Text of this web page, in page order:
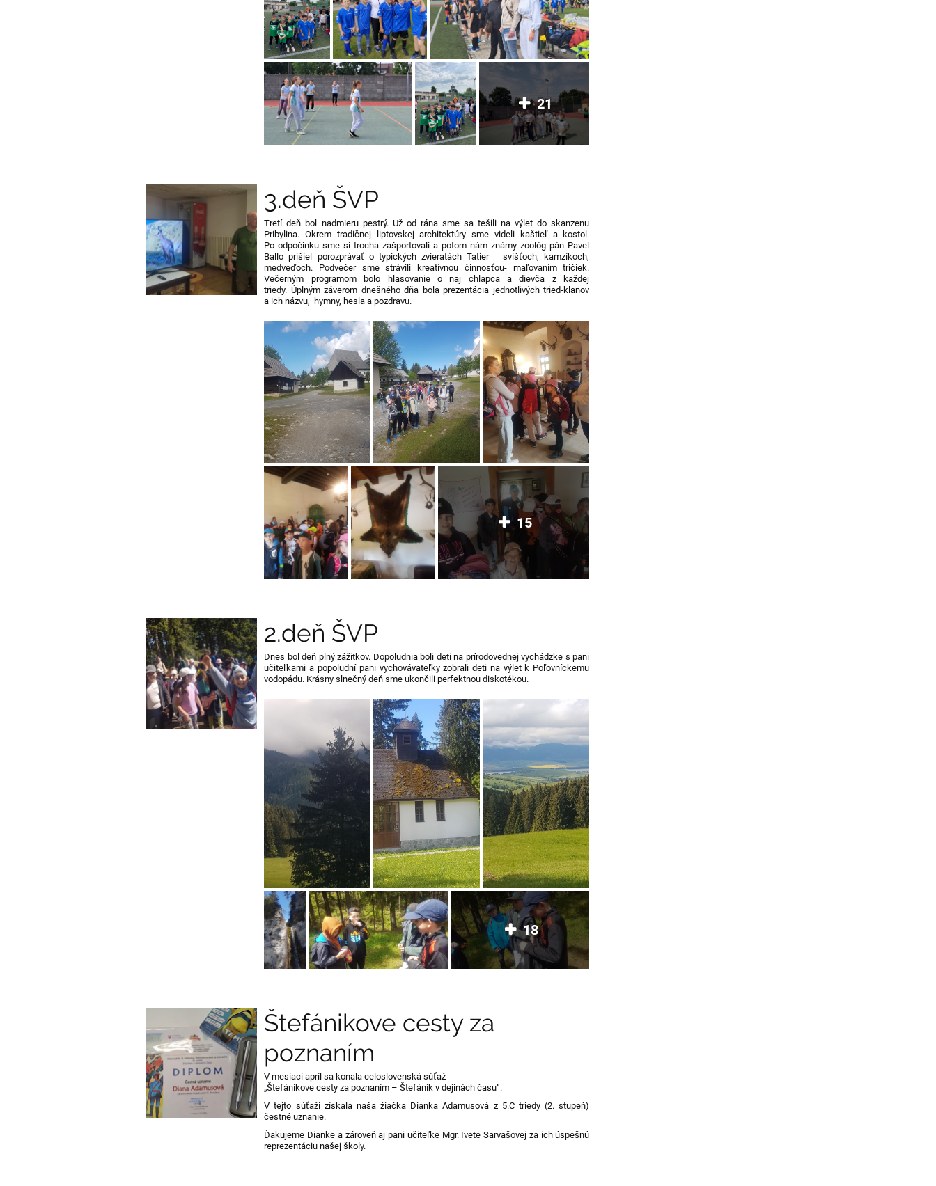
21
3.deň ŠVP
Tretí deň bol nadmieru pestrý. Už od rána sme sa tešili na výlet do skanzenu
Pribylina. Okrem tradičnej liptovskej architektúry sme videli kaštieľ a kostol.
Po odpočinku sme si trocha zašportovali a potom nám známy zoológ pán Pavel
Ballo prišiel porozprávať o typických zvieratách Tatier _ svišťoch, kamzíkoch,
medveďoch. Podvečer sme strávili kreatívnou činnosťou- maľovaním tričiek.
Večerným programom bolo hlasovanie o naj chlapca a dievča z každej
triedy. Úplným záverom dnešného dňa bola prezentácia jednotlivých tried-klanov
a ich názvu, hymny, hesla a pozdravu.
15
2.deň ŠVP
Dnes bol deň plný zážitkov. Dopoludnia boli deti na prírodovednej vychádzke s pani
učiteľkami a popoludní pani vychovávateľky zobrali deti na výlet k Poľovníckemu
vodopádu. Krásny slnečný deň sme ukončili perfektnou diskotékou.
18
Štefánikove cesty za
poznaním
V mesiaci apríl sa konala celoslovenská súťaž
„Štefánikove cesty za poznaním – Štefánik v dejinách času“.
V tejto súťaži získala naša žiačka Dianka Adamusová z 5.C triedy (2. stupeň)
čestné uznanie.
Ďakujeme Dianke a zároveň aj pani učiteľke Mgr. Ivete Sarvašovej za ich úspešnú
reprezentáciu našej školy.